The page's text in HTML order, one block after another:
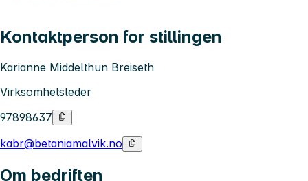
Kontaktperson for stillingen
Karianne Middelthun Breiseth
Virksomhetsleder
97898637
kabr@betaniamalvik.no
Om bedriften